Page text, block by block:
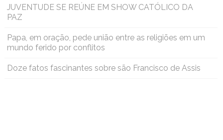
JUVENTUDE SE REÚNE EM SHOW CATÓLICO DA
PAZ
Papa, em oração, pede união entre as religiões em um
mundo ferido por conflitos
Doze fatos fascinantes sobre são Francisco de Assis